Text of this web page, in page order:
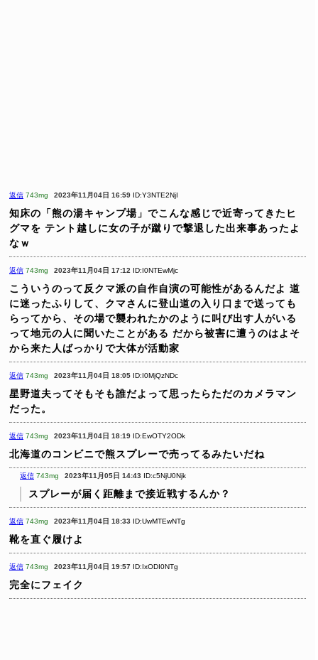
返信 743mg 2023年11月04日 16:59 ID:Y3NTE2NjI
知床の「熊の湯キャンプ場」でこんな感じで近寄ってきたヒ
グマを テント越しに女の子が蹴りで撃退した出来事あったよ
なｗ
返信 743mg 2023年11月04日 17:12 ID:I0NTEwMjc
こういうのって反クマ派の自作自演の可能性があるんだよ 道
に迷ったふりして、クマさんに登山道の入り口まで送っても
らってから、その場で襲われたかのように叫び出す人がいる
って地元の人に聞いたことがある だから被害に遭うのはよそ
から来た人ばっかりで大体が活動家
返信 743mg 2023年11月04日 18:05 ID:I0MjQzNDc
星野道夫ってそもそも誰だよって思ったらただのカメラマン
だった。
返信 743mg 2023年11月04日 18:19 ID:EwOTY2ODk
北海道のコンビニで熊スプレーで売ってるみたいだね
返信 743mg 2023年11月05日 14:43 ID:c5NjU0Njk
スプレーが届く距離まで接近戦するんか？
返信 743mg 2023年11月04日 18:33 ID:UwMTEwNTg
靴を直ぐ履けよ
返信 743mg 2023年11月04日 19:57 ID:IxODI0NTg
完全にフェイク